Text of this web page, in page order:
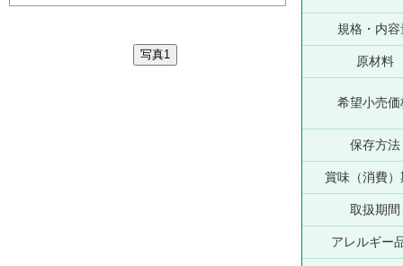
規格・内容
原材料
希望小売価
保存方法
賞味（消費）
取扱期間
アレルギー